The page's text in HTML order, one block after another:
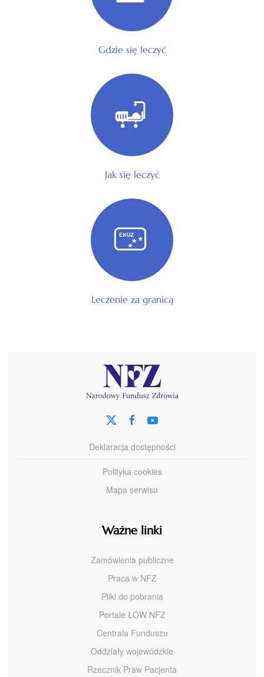
Gdzie się leczyć
Jak się leczyć
Leczenie za granicą
Deklaracja dostępności
Polityka cookies
Mapa serwisu
Ważne linki
Zamówienia publiczne
Praca w NFZ
Pliki do pobrania
Portale ŁOW NFZ
Centrala Funduszu
Oddziały wojewódzkie
Rzecznik Praw Pacjenta